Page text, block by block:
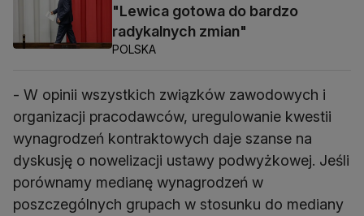
"Lewica gotowa do bardzo
radykalnych zmian"
POLSKA
- W opinii wszystkich związków zawodowych i
organizacji pracodawców, uregulowanie kwestii
wynagrodzeń kontraktowych daje szanse na
dyskusję o nowelizacji ustawy podwyżkowej. Jeśli
porównamy medianę wynagrodzeń w
poszczególnych grupach w stosunku do mediany